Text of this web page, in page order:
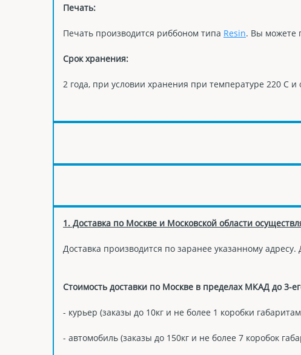
Печать:
Печать производится риббоном типа Resin. Вы можете
Срок хранения:
2 года, при условии хранения при температуре 220 С и
1. Доставка по Москве и Московской области
Доставка производится по заранее указанному
Стоимость доставки по Москве в пределах МКАД до 3-
- курьер (заказы до 10кг и не более 1 коробки
- автомобиль (заказы до 150кг и не более 7 коробок